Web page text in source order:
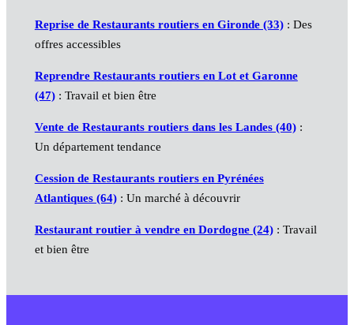
Reprise de Restaurants routiers en Gironde (33): Des
offres accessibles
Reprendre Restaurants routiers en Lot et Garonne
(47): Travail et bien être
Vente de Restaurants routiers dans les Landes (40):
Un département tendance
Cession de Restaurants routiers en Pyrénées
Atlantiques (64): Un marché à découvrir
Restaurant routier à vendre en Dordogne (24): Travail
et bien être